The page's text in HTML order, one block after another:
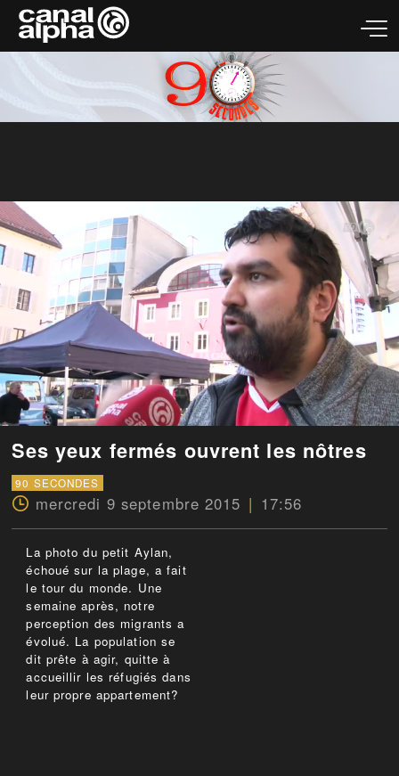
Ses yeux fermés ouvrent les nôtres
90 SECONDES
mercredi 9 septembre 2015 17:56
La photo du petit Aylan,
échoué sur la plage, a fait
le tour du monde. Une
semaine après, notre
perception des migrants a
évolué. La population se
dit prête à agir, quitte à
accueillir les réfugiés dans
leur propre appartement?